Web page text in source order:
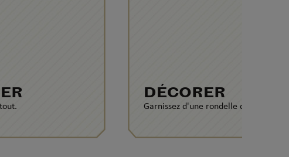
DÉCORER
Garnissez d'une rondelle d'ananas.